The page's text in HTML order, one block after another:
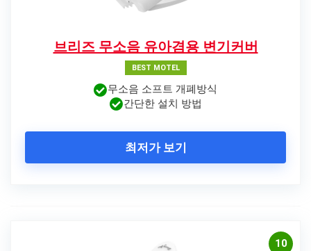
브리즈 무소음 유아겸용 변기커버
BEST MOTEL
무소음 소프트 개폐방식
간단한 설치 방법
최저가 보기
10